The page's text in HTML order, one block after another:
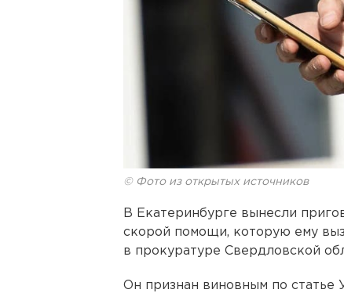
© Фото из открытых источников
В Екатеринбурге вынесли
скорой помощи, которую ему
в прокуратуре Свердловской
Он признан виновным по статье